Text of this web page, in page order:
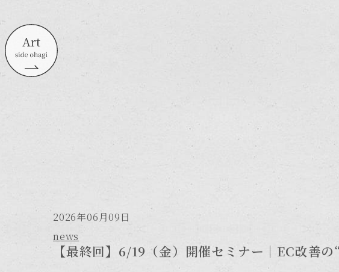
2026年06月09日
news
【最終回】6/19（金）開催セミナー｜EC改善